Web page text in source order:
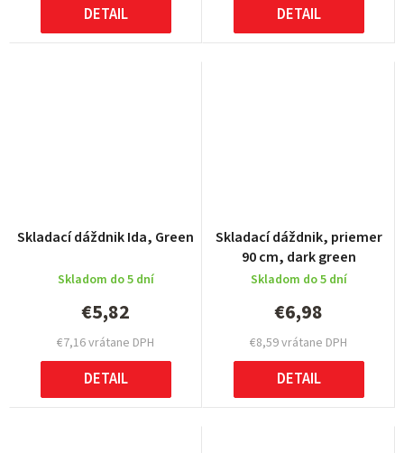
DETAIL DETAIL
Skladací dáždnik Ida, Green
Skladom do 5 dní
€7,16 vrátane DPH
€5,82
DETAIL
Skladací dáždnik, priemer
90 cm, dark green
Skladom do 5 dní
€8,59 vrátane DPH
€6,98
DETAIL